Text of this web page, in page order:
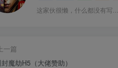
这家伙很懒，什么都没有写...
上一篇
魔劫H5（大佬赞助）